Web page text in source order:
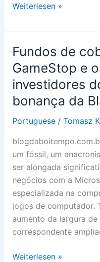
Double
Weiterlesen »
Fundos de
GameStop e
investidores
bonança da
Portuguese/ Tomasz
um fóssil, um
ser alongada
negócios com a
especializada na
jogos de computador.
aumento da largura
correspondente
Fundos
Weiterlesen »